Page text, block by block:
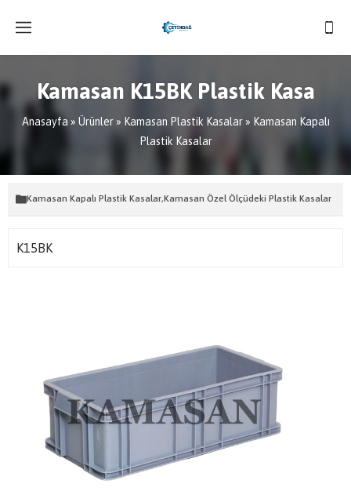
Kamasan K15BK Plastik Kasa
Anasayfa » Ürünler» Kamasan Plastik Kasalar» Kamasan Kapalı
Plastik Kasalar
Kamasan Kapalı Plastik Kasalar,Kamasan Özel Ölçüdeki Plastik Kasalar
K15BK